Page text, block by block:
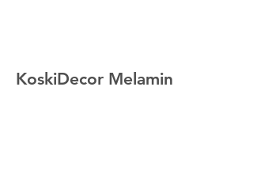
KoskiDecor Melamin